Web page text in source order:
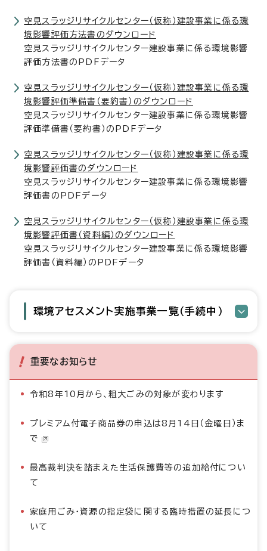
空見スラッジリサイクルセンター（仮称）建設事業に係る環
境影響評価方法書のダウンロード
空見スラッジリサイクルセンター建設事業に係る環境影響
評価方法書のPDFデータ
空見スラッジリサイクルセンター（仮称）建設事業に係る環
境影響評価準備書（要約書）のダウンロード
空見スラッジリサイクルセンター建設事業に係る環境影響
評価準備書（要約書）のPDFデータ
空見スラッジリサイクルセンター（仮称）建設事業に係る環
境影響評価書のダウンロード
空見スラッジリサイクルセンター建設事業に係る環境影響
評価書のPDFデータ
空見スラッジリサイクルセンター（仮称）建設事業に係る環
境影響評価書（資料編）のダウンロード
空見スラッジリサイクルセンター建設事業に係る環境影響
評価書（資料編）のPDFデータ
環境アセスメント実施事業一覧（手続中）
重要なお知らせ
令和8年10月から、粗大ごみの対象が変わります
プレミアム付電子商品券の申込は8月14日（金曜日）ま
で
最高裁判決を踏まえた生活保護費等の追加給付につい
て
家庭用ごみ・資源の指定袋に関する臨時措置の延長につ
いて